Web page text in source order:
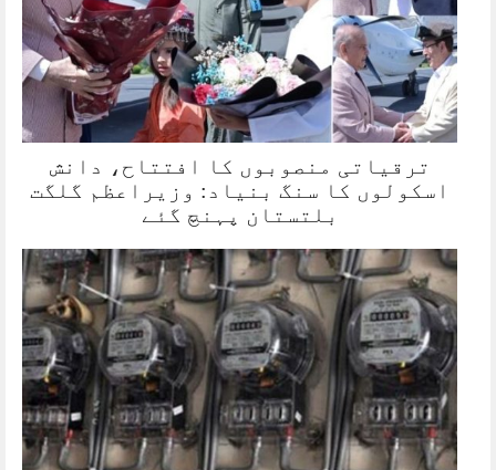
ترقیاتی منصوبوں کا افتتاح، دانش
اسکولوں کا سنگ بنیاد: وزیراعظم گلگت
بلتستان پہنچ گئے